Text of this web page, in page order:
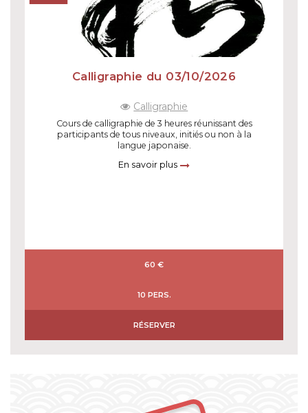
Calligraphie du 03/10/2026
Calligraphie
Cours de calligraphie de 3 heures réunissant des
participants de tous niveaux, initiés ou non à la
langue japonaise.
En savoir plus
60 €
10 PERS.
RÉSERVER